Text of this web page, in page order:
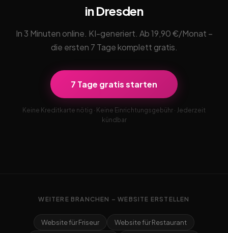
in Dresden
In 3 Minuten online. KI-generiert. Ab 19,90 €/Monat –
die ersten 7 Tage komplett gratis.
7 Tage gratis starten
Keine Kreditkarte nötig · Keine Einrichtungsgebühr · Jederzeit
kündbar
WEITERE BRANCHEN – WEBSITE ERSTELLEN
Website für Friseur
Website für Restaurant